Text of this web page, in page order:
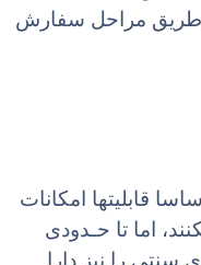
مراحل سفارش
قابلیتها امکانات
اما تا حـدودی